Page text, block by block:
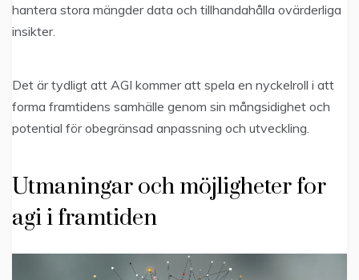
hantera stora mängder data och tillhandahålla ovärderliga
insikter.
Det är tydligt att AGI kommer att spela en nyckelroll i att
forma framtidens samhälle genom sin mångsidighet och
potential för obegränsad anpassning och utveckling.
Utmaningar och möjligheter for
agi i framtiden